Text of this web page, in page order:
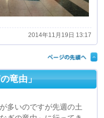
の竜由」に行ってき
同名の「依田邦彦」
ってはおりました
り先日お店におじゃま
うなぎ屋の社長とい
感じがしました。